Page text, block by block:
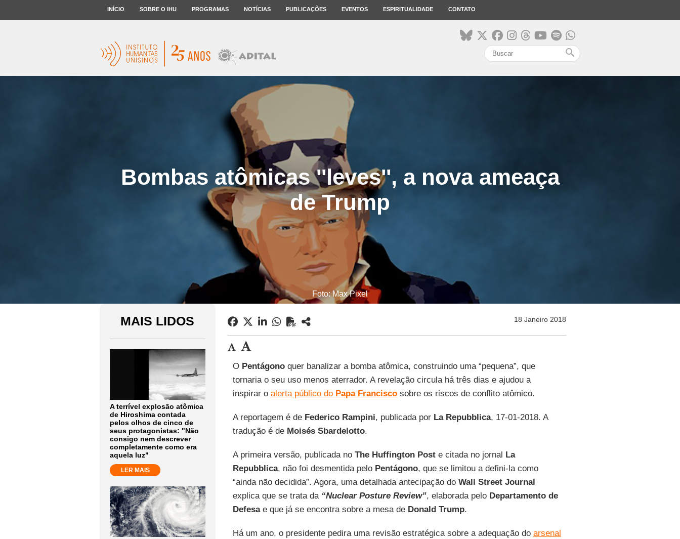
INÍCIO SOBRE O IHU PROGRAMAS NOTÍCIAS PUBLICAÇÕES EVENTOS ESPIRITUALIDADE CONTATO
search
Bombas atômicas ''leves'', a nova ameaça
de Trump
Foto: Max Pixel
MAIS LIDOS
A terrível explosão atômica
de Hiroshima contada
pelos olhos de cinco de
seus protagonistas: "Não
consigo nem descrever
completamente como era
aquela luz"
LER MAIS
18 Janeiro 2018
O Pentágonoquer banalizar a bomba atômica, construindo uma “pequena”, que
tornaria o seu uso menos aterrador. A revelação circula há três dias e ajudou a
inspirar o alerta público do Papa Franciscosobre os riscos de conflito atômico.
A reportagem é de Federico Rampini, publicada por La Repubblica, 17-01-2018. A
tradução é de Moisés Sbardelotto.
A primeira versão, publicada no The Huffington Poste citada no jornal La
Repubblica, não foi desmentida pelo Pentágono, que se limitou a defini-la como
“ainda não decidida”. Agora, uma detalhada antecipação do Wall Street Journal
explica que se trata da “Nuclear Posture Review”, elaborada pelo Departamento de
Defesae que já se encontra sobre a mesa de Donald Trump.
Há um ano, o presidente pedira uma revisão estratégica sobre a adequação do arsenal